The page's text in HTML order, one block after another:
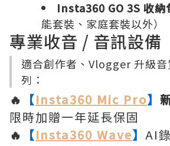
Insta360 GO 3S 收納
能套裝、家庭套裝以外）
專業收音 / 音訊設備
適合創作者、Vlogger 升級
列：
🔥 【Insta360 Mic Pro】
限時加贈一年延長保固
🔥
【Insta360 Wave】 AI